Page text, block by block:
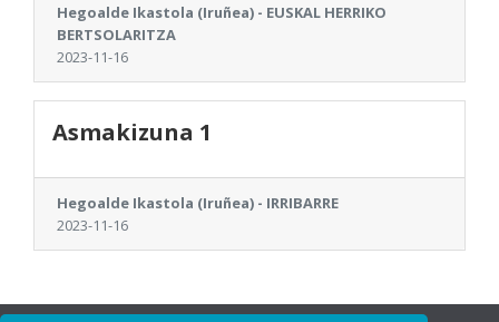
Hegoalde Ikastola (Iruñea) - EUSKAL HERRIKO
BERTSOLARITZA
2023-11-16
Asmakizuna 1
Hegoalde Ikastola (Iruñea) - IRRIBARRE
2023-11-16